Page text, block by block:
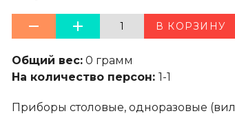
1 В КОРЗИНУ
Общий вес:0 грамм
На количество персон: 1-1
Приборы столовые, одноразовые